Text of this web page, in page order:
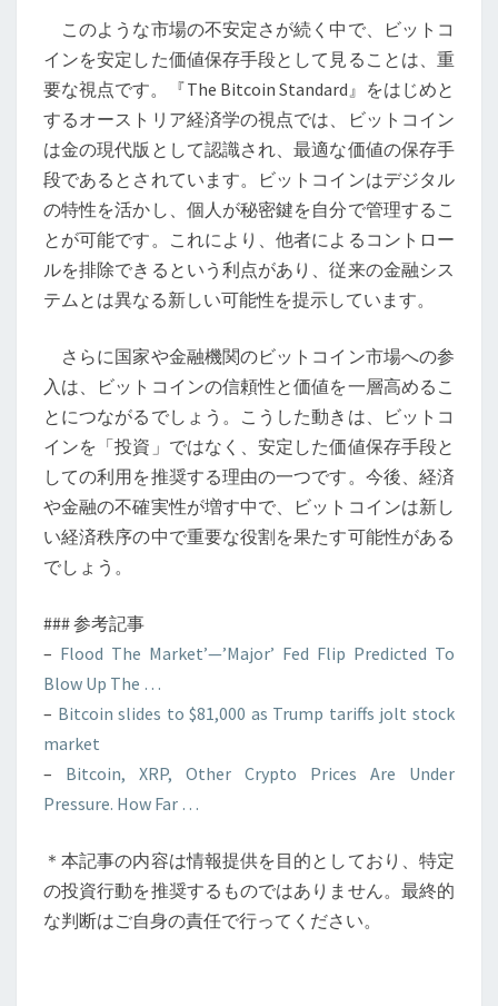
的・
社
会
的
意
義
このような市場の不安定さが続く中で、ビットコ
インを安定した価値保存手段として見ることは、重
要な視点です。『The Bitcoin Standard』をはじめと
するオーストリア経済学の視点では、ビットコイン
は金の現代版として認識され、最適な価値の保存手
段であるとされています。ビットコインはデジタル
の特性を活かし、個人が秘密鍵を自分で管理するこ
とが可能です。これにより、他者によるコントロー
ルを排除できるという利点があり、従来の金融シス
テムとは異なる新しい可能性を提示しています。
さらに国家や金融機関のビットコイン市場への参
入は、ビットコインの信頼性と価値を一層高めるこ
とにつながるでしょう。こうした動きは、ビットコ
インを「投資」ではなく、安定した価値保存手段と
しての利用を推奨する理由の一つです。今後、経済
や金融の不確実性が増す中で、ビットコインは新し
い経済秩序の中で重要な役割を果たす可能性がある
でしょう。
### 参考記事
– Flood The Market’—’Major’ Fed Flip Predicted To
Blow Up The …
– Bitcoin slides to $81,000 as Trump tariffs jolt stock
market
– Bitcoin, XRP, Other Crypto Prices Are Under
Pressure. How Far …
＊本記事の内容は情報提供を目的としており、特定
の投資行動を推奨するものではありません。最終的
な判断はご自身の責任で行ってください。